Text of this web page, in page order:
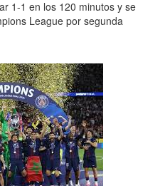
1-1 en los 120 minutos y se
League por segunda